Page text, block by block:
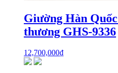
Giường Hàn
thương GHS-9336
12,700,000₫